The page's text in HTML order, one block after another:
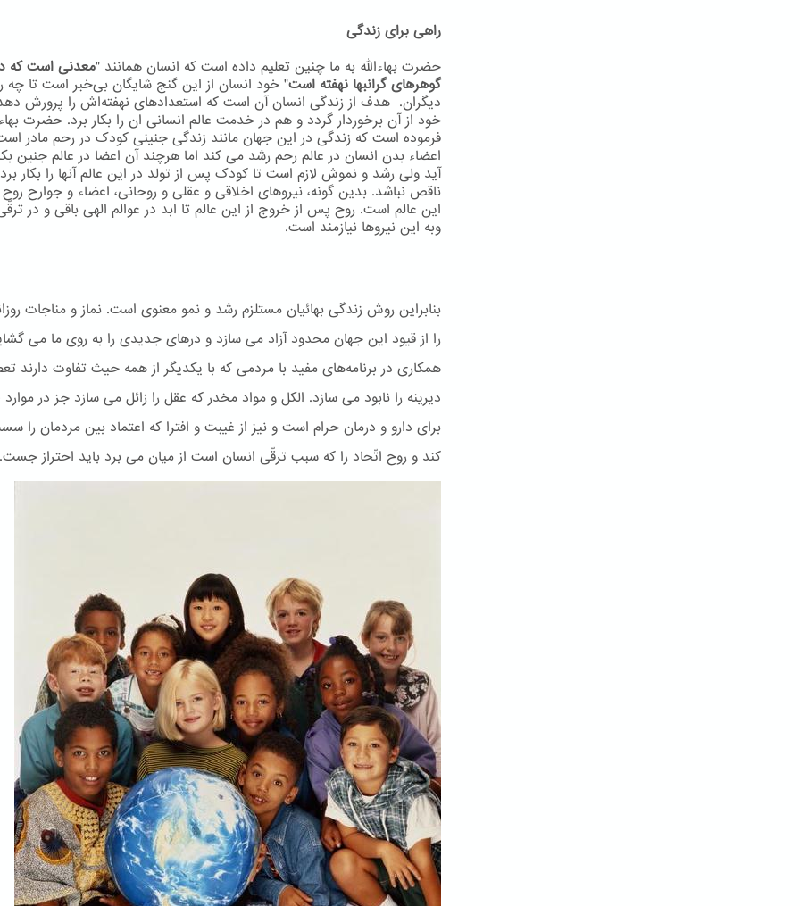
راهی برای زندگی
حضرت بهاءاللّه به ما چنین تعلیم داده است که انسان همانند "معدنی است که
گوهرهای گرانبها نهفته است" خود انسان از این گنج شایگان بی‌خبر است تا چه
دیگران. هدف از زندگی انسان آن است که استعدادهای نهفته‌اش را پرورش
خود از آن برخوردار گردد و هم در خدمت عالم انسانی ان را بکار برد. حضرت
فرموده است که زندگی در این جهان مانند زندگی جنینی کودک در رحم مادر
اعضاء بدن انسان در عالم رحم رشد می کند اما هرچند آن اعضا در عالم جنین
آید ولی رشد و نموش لازم است تا کودک پس از تولد در این عالم آنها را بکار
ناقص نباشد. بدین گونه، نیروهای اخلاقی و عقلی و روحانی، اعضاء و جوارح روح
این عالم است. روح پس از خروج از این عالم تا ابد در عوالم الهی باقی و در
وبه اين نيروها نيازمند است.
بنابراین روش زندگی بهائیان مستلزم رشد و نمو معنوی است. نماز و مناجات
را از قیود این جهان محدود آزاد می سازد و درهای جدیدی را به روی ما می
همکاری در برنامه‌های مفید با مردمی که با یکدیگر از همه حیث تفاوت دارند
دیرینه را نابود می سازد. الكل و مواد مخدر که عقل را زائل می سازد جز در موارد
برای دارو و درمان حرام است و نیز از غیبت و افترا که اعتماد بین مردمان را
کند و روح اتّحاد را که سبب ترقّی انسان است از میان می برد باید احتراز جست.